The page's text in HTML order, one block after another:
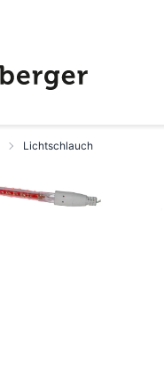
Lichtschlauch